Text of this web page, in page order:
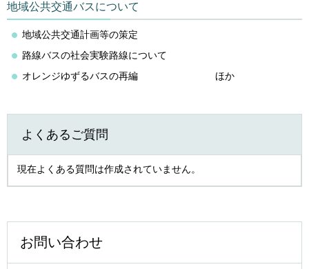
地域公共交通バスについて
地域公共交通計画等の策定
路線バスの社会実験路線について
オレンジゆずるバスの再編 ほか
よくあるご質問
現在よくある質問は作成されていません。
お問い合わせ